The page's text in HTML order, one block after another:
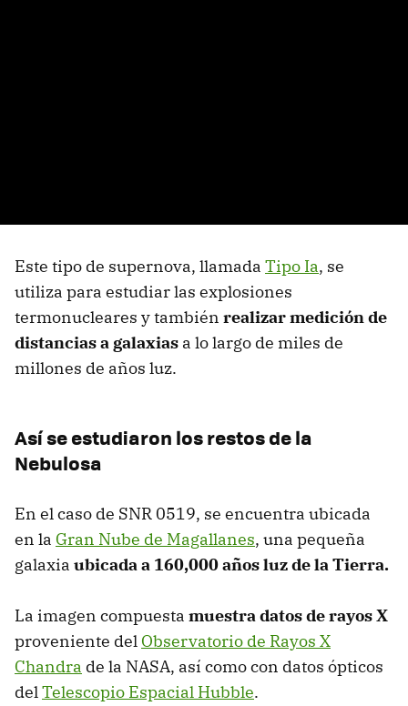
Este tipo de supernova, llamada Tipo Ia, se
utiliza para estudiar las explosiones
termonucleares y también realizar medición de
distancias a galaxias a lo largo de miles de
millones de años luz.
Así se estudiaron los restos de la
Nebulosa
En el caso de SNR 0519, se encuentra ubicada
en la Gran Nube de Magallanes, una pequeña
galaxia ubicada a 160,000 años luz de la Tierra.
La imagen compuesta muestra datos de rayos X
proveniente del Observatorio de Rayos X
Chandra de la NASA, así como con datos ópticos
delTelescopio Espacial Hubble.